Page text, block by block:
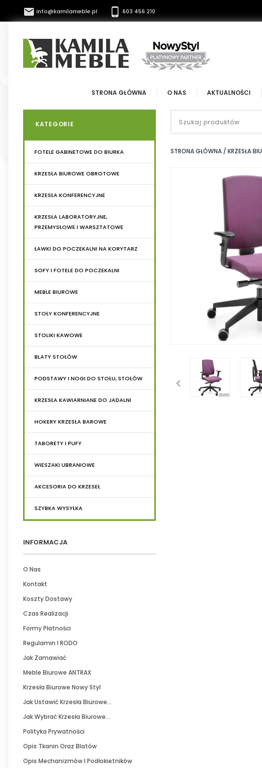
 info@kamilameble.pl  603 456 210
STRONA GŁÓWNA O NAS AKTUALNOŚCI
KATEGORIE
FOTELE GABINETOWE DO BIURKA
KRZESŁA BIUROWE OBROTOWE
KRZESŁA KONFERENCYJNE
KRZESŁA LABORATORYJNE,
PRZEMYSŁOWE I WARSZTATOWE
ŁAWKI DO POCZEKALNI NA KORYTARZ
SOFY I FOTELE DO POCZEKALNI
MEBLE BIUROWE
STOŁY KONFERENCYJNE
STOLIKI KAWOWE
BLATY STOŁÓW
PODSTAWY I NOGI DO STOŁU, STOŁÓW
KRZESŁA KAWIARNIANE DO JADALNI
HOKERY KRZESŁA BAROWE
TABORETY I PUFY
WIESZAKI UBRANIOWE
AKCESORIA DO KRZESEŁ
SZYBKA WYSYŁKA
INFORMACJA
O Nas
Kontakt
Koszty Dostawy
Czas Realizacji
Formy Płatności
Regulamin I RODO
Jak Zamawiać
Meble Biurowe ANTRAX
Krzesła Biurowe Nowy Styl
Jak Ustawić Krzesła Biurowe...
Jak Wybrać Krzesła Biurowe...
Polityka Prywatności
Opis Tkanin Oraz Blatów
Opis Mechanizmów I Podłokietników
STRONA GŁÓWNA KRZESŁA